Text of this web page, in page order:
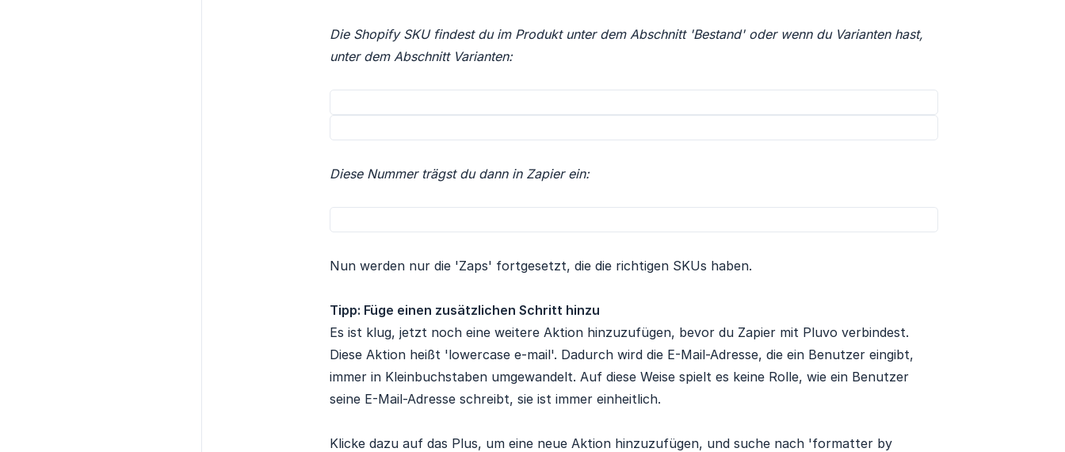
Die Shopify SKU findest du im Produkt unter dem Abschnitt 'Bestand' oder wenn du Varianten hast,
unter dem Abschnitt Varianten:
Diese Nummer trägst du dann in Zapier ein:
Nun werden nur die 'Zaps' fortgesetzt, die die richtigen SKUs haben.
Tipp: Füge einen zusätzlichen Schritt hinzu
Es ist klug, jetzt noch eine weitere Aktion hinzuzufügen, bevor du Zapier mit Pluvo verbindest.
Diese Aktion heißt 'lowercase e-mail'. Dadurch wird die E-Mail-Adresse, die ein Benutzer eingibt,
immer in Kleinbuchstaben umgewandelt. Auf diese Weise spielt es keine Rolle, wie ein Benutzer
seine E-Mail-Adresse schreibt, sie ist immer einheitlich.
Klicke dazu auf das Plus, um eine neue Aktion hinzuzufügen, und suche nach 'formatter by